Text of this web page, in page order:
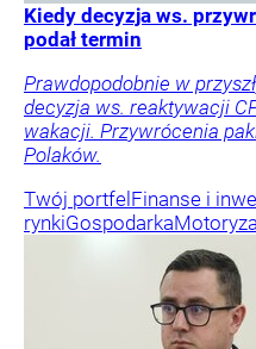
Kiedy decyzja ws.
podał termin
Prawdopodobnie w
decyzja ws. reaktywacji
wakacji. Przywrócenia
Polaków.
Twój portfel Finanse i
rynkiGospodarka